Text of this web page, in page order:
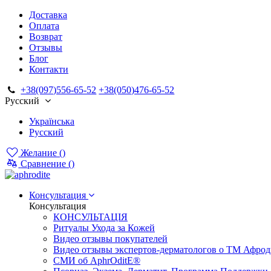
Доставка
Оплата
Возврат
Отзывы
Блог
Контакти
+38(097)556-65-52 +38(050)476-65-52
Русский
Українська
Русский
Желание ()
Сравнение ()
Консультация
Консультация
КОНСУЛЬТАЦІЯ
Ритуалы Ухода за Кожей
Видео отзывы покупателей
Видео отзывы экспертов-дерматологов о ТМ
СМИ об AphrOditE®